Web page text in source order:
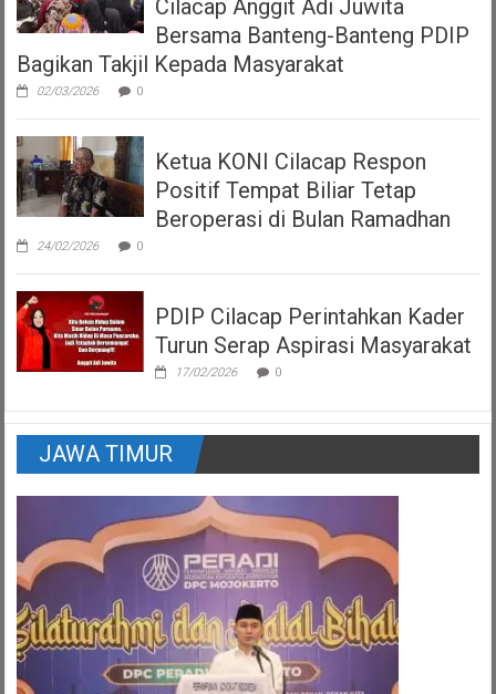
Cilacap Anggit Adi Juwita
Bersama Banteng-Banteng PDIP
Bagikan Takjil Kepada Masyarakat
02/03/2026 0
Ketua KONI Cilacap Respon
Positif Tempat Biliar Tetap
Beroperasi di Bulan Ramadhan
24/02/2026 0
PDIP Cilacap Perintahkan Kader
Turun Serap Aspirasi Masyarakat
17/02/2026 0
JAWA TIMUR